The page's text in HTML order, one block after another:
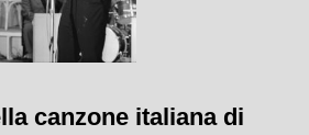
canzone italiana di